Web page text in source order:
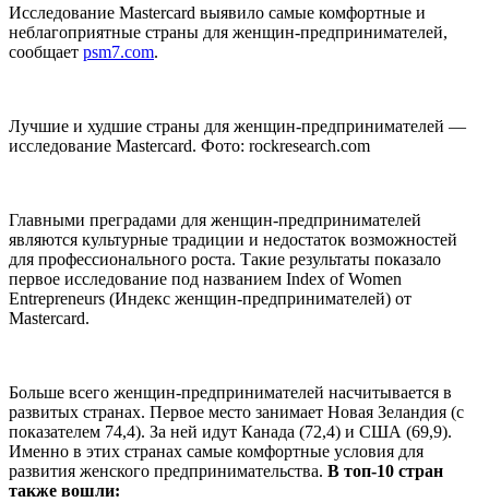
Исследование Mastercard выявило самые комфортные и
неблагоприятные страны для женщин-предпринимателей,
сообщает psm7.com.
Лучшие и худшие страны для женщин-предпринимателей —
исследование Mastercard. Фото: rockresearch.com
Главными преградами для женщин-предпринимателей
являются культурные традиции и недостаток возможностей
для профессионального роста. Такие результаты показало
первое исследование под названием Index of Women
Entrepreneurs (Индекс женщин-предпринимателей) от
Mastercard.
Больше всего женщин-предпринимателей насчитывается в
развитых странах. Первое место занимает Новая Зеландия (с
показателем 74,4). За ней идут Канада (72,4) и США (69,9).
Именно в этих странах самые комфортные условия для
развития женского предпринимательства. В топ-10 стран
также вошли: